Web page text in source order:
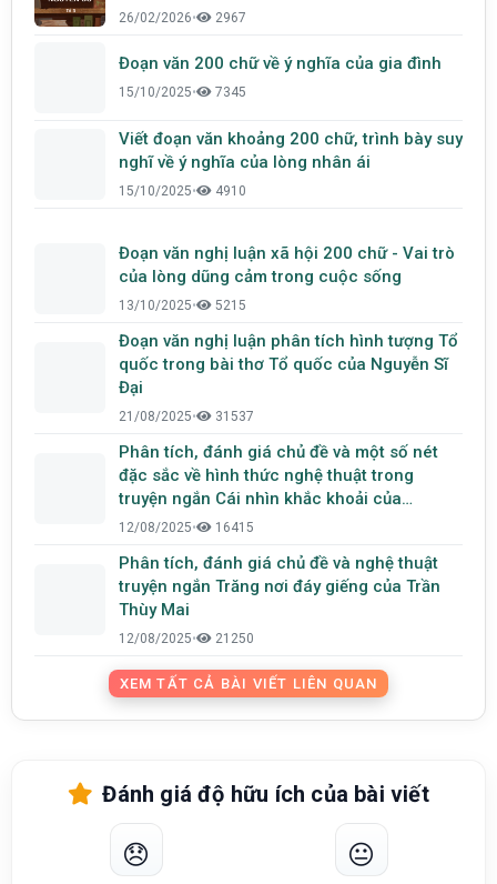
26/02/2026• 2967
Đoạn văn 200 chữ về ý nghĩa của gia đình
15/10/2025• 7345
Viết đoạn văn khoảng 200 chữ, trình bày suy
nghĩ về ý nghĩa của lòng nhân ái
15/10/2025• 4910
Đoạn văn nghị luận xã hội 200 chữ - Vai trò
của lòng dũng cảm trong cuộc sống
13/10/2025• 5215
Đoạn văn nghị luận phân tích hình tượng Tổ
quốc trong bài thơ Tổ quốc của Nguyễn Sĩ
Đại
21/08/2025• 31537
Phân tích, đánh giá chủ đề và một số nét
đặc sắc về hình thức nghệ thuật trong
truyện ngắn Cái nhìn khắc khoải của
Nguyễn Ngọc Tư
12/08/2025• 16415
Phân tích, đánh giá chủ đề và nghệ thuật
truyện ngắn Trăng nơi đáy giếng của Trần
Thùy Mai
12/08/2025• 21250
XEM TẤT CẢ BÀI VIẾT LIÊN QUAN
Đánh giá độ hữu ích của bài viết
😞 😐